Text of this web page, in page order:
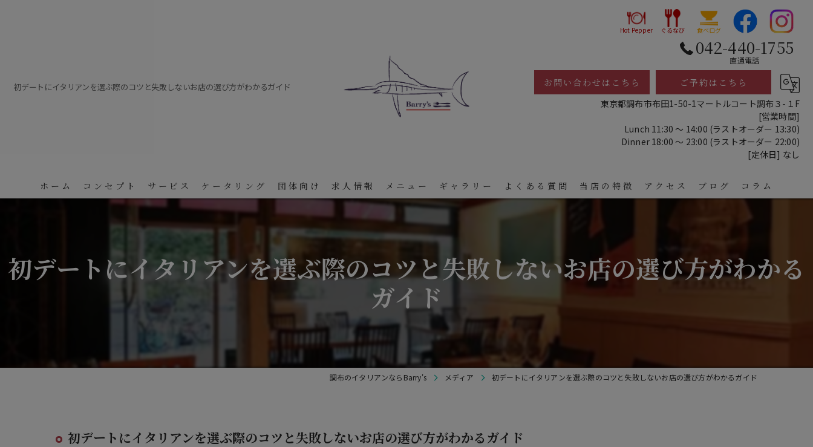
初デートにイタリアンを選ぶ際のコツと失敗しないお店の選び方がわかるガイド
Hot Pepper ぐるなび 食べログ
042-440-1755
直通電話
お問い合わせはこちら
ご予約はこちら
東京都調布市布田1-50-1マートルコート調布３-１F
[営業時間]
Lunch 11:30 ～ 14:00 (ラストオーダー 13:30)
Dinner 18:00 ～ 23:00 (ラストオーダー 22:00)
[定休日] なし
ホーム コンセプト サービス ケータリング 団体向け 求人情報 メニュー ギャラリー よくある質問 当店の特徴
ディナー
宴会
アクセス ブログ コラム
初デートにイタリアンを選ぶ際のコツと失敗しないお店の選び方がわかる
ガイド
調布のイタリアンならBarry's メディア 初デートにイタリアンを選ぶ際のコツと失敗しないお店の選び方がわかるガイド
初デートにイタリアンを選ぶ際のコツと失敗しないお店の選び方がわかるガイド